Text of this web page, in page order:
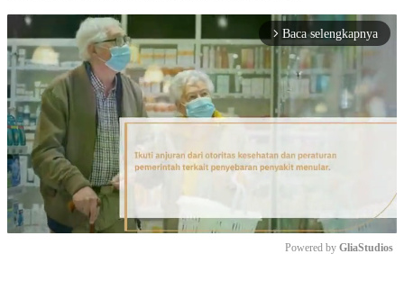
arrow_forward_ios Baca selengkapnya
Powered by GliaStudios